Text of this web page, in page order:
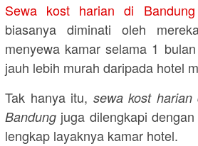
Sewa kost harian di
biasanya diminati oleh
menyewa kamar selama 1
jauh lebih murah daripada hotel
Tak hanya itu, sewa kost
Bandung juga dilengkapi
lengkap layaknya kamar hotel.